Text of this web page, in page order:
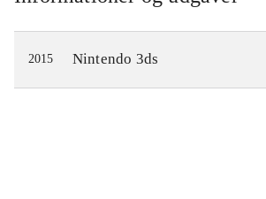
2015 Nintendo 3ds